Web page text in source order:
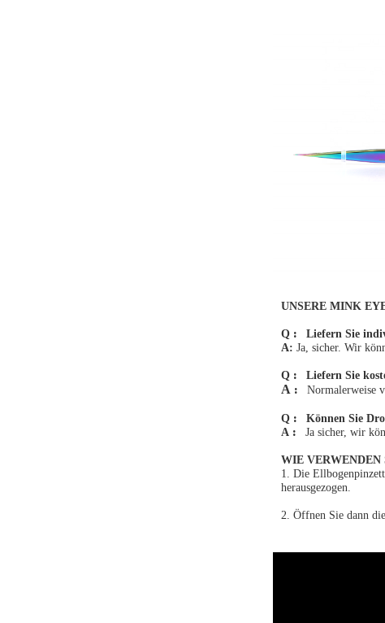
UNSERE MINK
Q :
Liefern Sie
A: Ja, sicher. Wir
Q : Liefern Sie
A : Normalerweise
Q :
Können Sie
A : Ja sicher, wir
WIE
1.
Die
herausgezogen.
2. Öffnen Sie dann